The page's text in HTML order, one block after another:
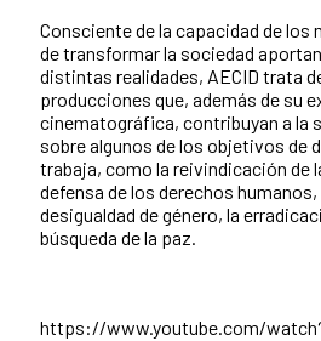
Consciente de la capacidad de los
de transformar la sociedad
distintas realidades, AECID trata
producciones que, además de su
cinematográfica, contribuyan a la
sobre algunos de los objetivos de
trabaja, como la reivindicación de
defensa de los derechos humanos,
desigualdad de género, la
búsqueda de la paz.
https://www.youtube.com/